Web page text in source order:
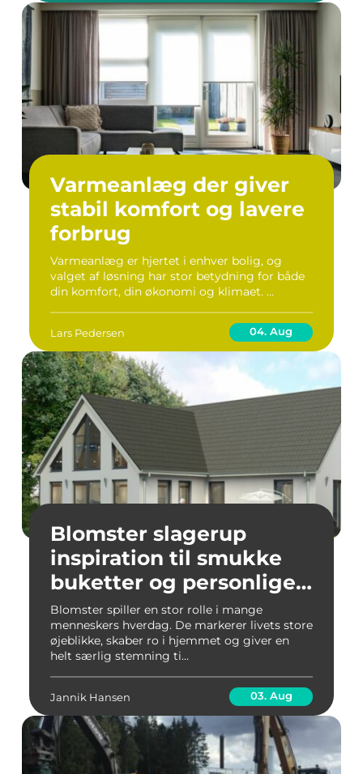
Varmeanlæg der giver
stabil komfort og lavere
forbrug
Varmeanlæg er hjertet i enhver bolig, og
valget af løsning har stor betydning for både
din komfort, din økonomi og klimaet. ...
Lars Pedersen 04. Aug
Blomster slagerup
inspiration til smukke
buketter og personlige
arrangementer
Blomster spiller en stor rolle i mange
menneskers hverdag. De markerer livets store
øjeblikke, skaber ro i hjemmet og giver en
helt særlig stemning ti...
Jannik Hansen 03. Aug